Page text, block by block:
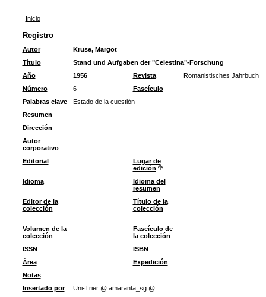
Inicio
Registro
Autor
Kruse, Margot
Título
Stand und Aufgaben der "Celestina"-Forschung
Año
1956 Revista
Romanistisches Jahrbuch
Número
6
Fascículo
Palabras clave
Estado de la cuestión
Resumen
Dirección
Autor
corporativo
Editorial
Lugar de
edición
Idioma
Idioma del
resumen
Editor de la
colección
Título de la
colección
Volumen de la
colección
Fascículo de
la colección
ISSN
ISBN
Área
Expedición
Notas
Insertado por
Uni-Trier @ amaranta_sg @